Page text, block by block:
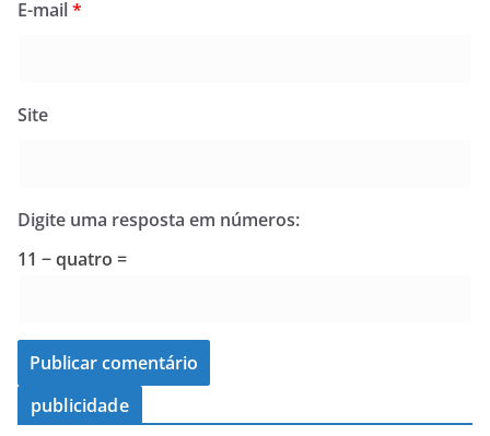
E-mail*
Site
Digite uma resposta em números:
11 − quatro =
publicidade